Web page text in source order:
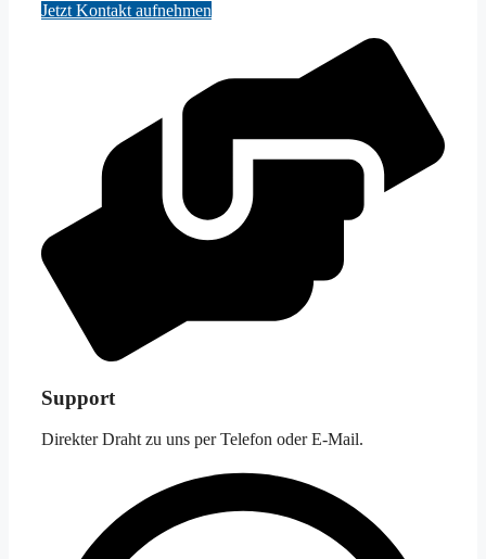
Jetzt Kontakt aufnehmen
Support
Direkter Draht zu uns per Telefon oder E-Mail.